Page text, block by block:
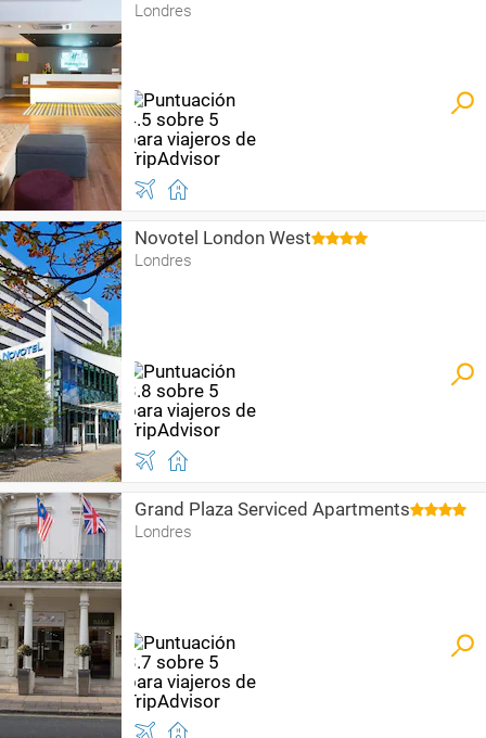
Londres
Novotel London West
Londres
Grand Plaza Serviced Apartments
Londres